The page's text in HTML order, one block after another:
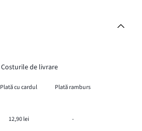
Costurile de livrare
Plată cu cardul
Plată ramburs
12,90 lei -